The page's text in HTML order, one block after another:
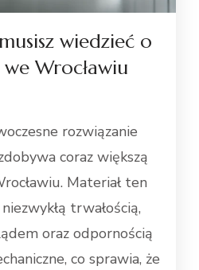
wiedzieć o
Wrocławiu
rozwiązanie
coraz większą
Materiał ten
trwałością,
oraz odpornością
co sprawia, że